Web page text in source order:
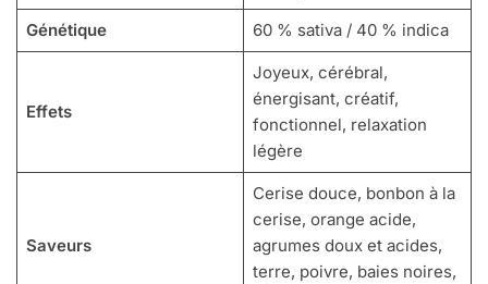
Génétique 60 % sativa / 40 % indica
Effets
Joyeux, cérébral,
énergisant, créatif,
fonctionnel, relaxation
légère
Saveurs
Cerise douce, bonbon à la
cerise, orange acide,
agrumes doux et acides,
terre, poivre, baies noires,